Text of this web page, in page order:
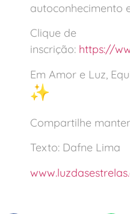
autoconhecimento
Clique de
inscrição: https://
Em Amor e Luz,
Compartilhe
Texto: Dafne Lima